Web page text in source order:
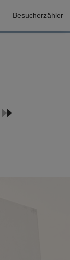
Besucherzähler